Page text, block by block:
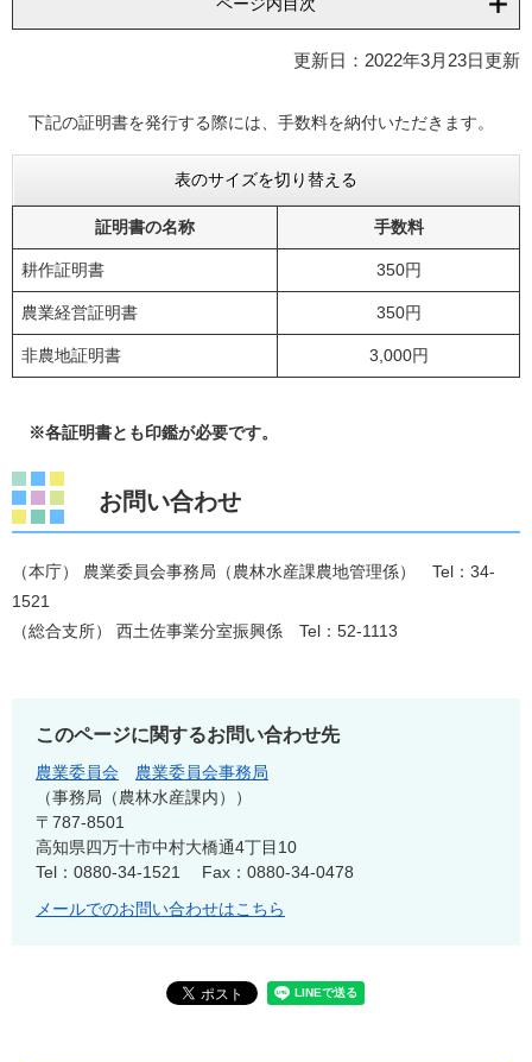
更新日：2022年3月23日更新
下記の証明書を発行する際には、手数料を納付いただきます。
表のサイズを切り替える
証明書の名称 手数料
耕作証明書 350円
農業経営証明書 350円
非農地証明書 3,000円
※各証明書とも印鑑が必要です。
お問い合わせ
（本庁） 農業委員会事務局（農林水産課農地管理係） Tel：34-
1521
（総合支所） 西土佐事業分室振興係 Tel：52-1113
このページに関するお問い合わせ先
農業委員会
農業委員会事務局
事務局（農林水産課内）
〒787-8501
高知県四万十市中村大橋通4丁目10
Tel：0880-34-1521
Fax：0880-34-0478
メールでのお問い合わせはこちら